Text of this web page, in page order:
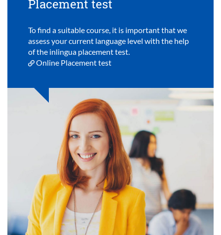
Placement test
To find a suitable course, it is important that we
assess your current language level with the help
of the inlingua placement test.
Online Placement test